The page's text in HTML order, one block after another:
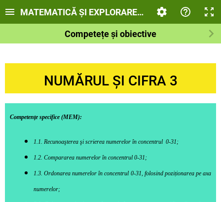
MATEMATICĂ ȘI EXPLORAREA MEDIULUI
Competețe și obiective
NUMĂRUL ȘI CIFRA 3
Competențe specifice (MEM):
1.1. Recunoaşterea şi scrierea numerelor în concentrul 0-31;
1.2. Compararea numerelor în concentrul 0-31;
1.3. Ordonarea numerelor în concentrul 0-31, folosind poziționarea pe axa
numerelor;